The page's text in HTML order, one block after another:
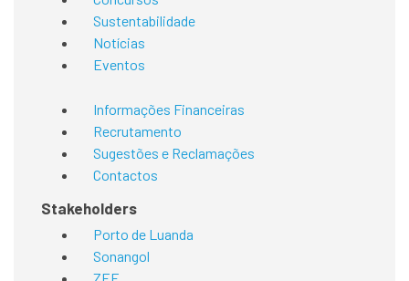
Sustentabilidade
Notícias
Eventos
Informações Financeiras
Recrutamento
Sugestões e Reclamações
Contactos
Stakeholders
Porto de Luanda
Sonangol